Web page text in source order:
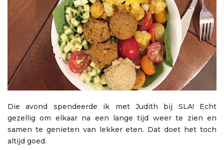
Die avond spendeerde ik met Judith bij SLA! Echt
gezellig om elkaar na een lange tijd weer te zien en
samen te genieten van lekker eten. Dat doet het toch
altijd goed.